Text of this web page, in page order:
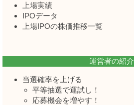
上場実績
IPOデータ
上場IPOの株価推移一覧
運営者の紹介
当選確率を上げる
平等抽選で運試し！
応募機会を増やす！